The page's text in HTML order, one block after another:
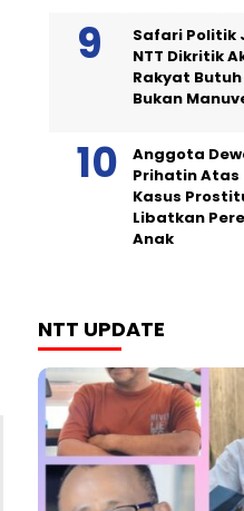
Safari Politik
NTT Dikritik
Rakyat Butuh
Bukan
Anggota
Prihatin Atas
Kasus
Libatkan
Anak
NTT UPDATE